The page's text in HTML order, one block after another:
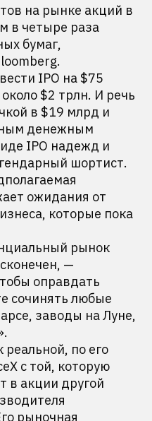
на рынке акций в
в четыре раза
бумаг,
IPO на $75
$2 трлн. И речь
в $19 млрд и
денежным
IPO надежд и
шортист.
ожидания от
которые пока
рынок
—
оправдать
сочинять любые
заводы на Луне,
по его
с той, которую
в акции другой
рыночная